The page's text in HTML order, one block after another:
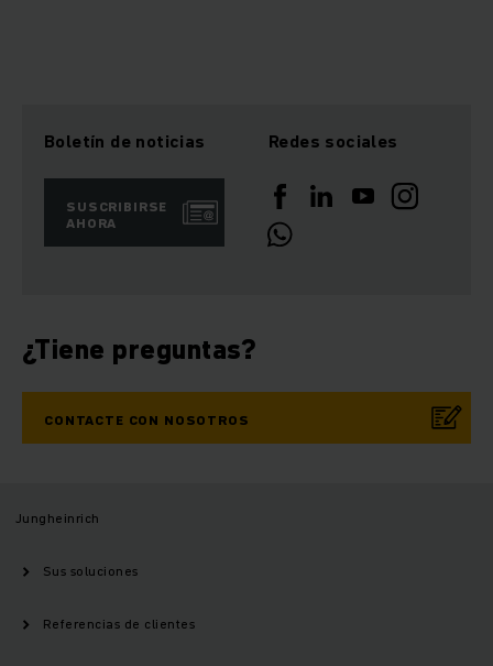
Boletín de noticias
SUSCRIBIRSE
AHORA
Redes sociales
¿Tiene preguntas?
CONTACTE CON NOSOTROS
Jungheinrich
Sus soluciones
Referencias de clientes